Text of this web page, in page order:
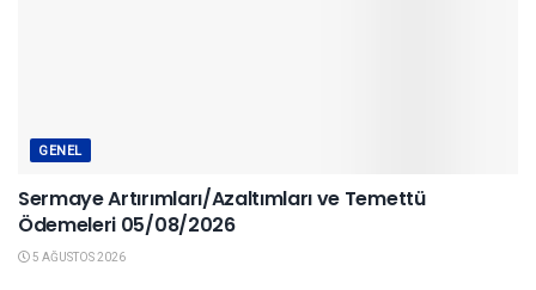
GENEL
Sermaye Artırımları/Azaltımları ve Temettü
Ödemeleri 05/08/2026
5 AĞUSTOS 2026